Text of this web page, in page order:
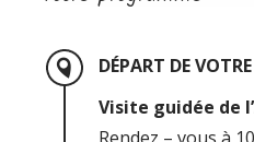
DÉPART DE
Visite guidée de